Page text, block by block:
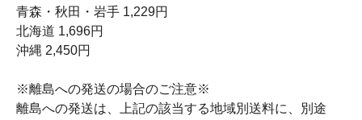
青森・秋田・岩手 1,229円
北海道 1,696円
沖縄 2,450円
※離島への発送の場合のご注意※
離島への発送は、上記の該当する地域別送料に、別途